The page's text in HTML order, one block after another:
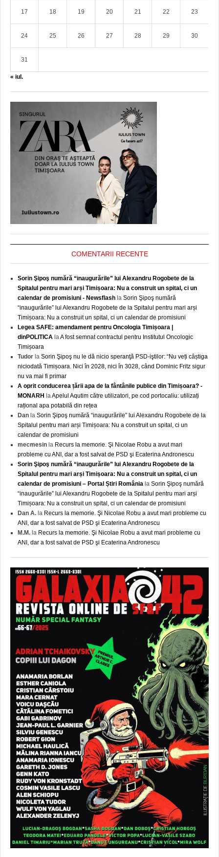
17 18 19 20 21 22 23
24 25 26 27 28 29 30
31
« iul.
COMENTARII RECENTE
Sorin Şipoş numără “inaugurările” lui Alexandru Rogobete de la
Spitalul pentru mari arși Timișoara: Nu a construit un spital, ci un
calendar de promisiuni - Newsflash la Sorin Şipoş numără
“inaugurările” lui Alexandru Rogobete de la Spitalul pentru mari arși
Timișoara: Nu a construit un spital, ci un calendar de promisiuni
Legea SAFE: amendament pentru Oncologia Timișoara |
dinPOLITICA la A fost semnat contractul pentru Institutul Oncologic
Timișoara
Tudor la Sorin Şipoş nu le dă nicio speranţă PSD-iştilor: “Nu veți câștiga
niciodată Timișoara. Nici în 2028, nici în 3028, când Dominic Fritz sigur
nu va mai fi primar
A oprit conducerea țării apa de la fântânile publice din Timișoara? -
MONARH la Apelul Aqutim către utilizatori, pe cod portocaliu: utilizați
rațional apa potabilă din rețea
Dan la Sorin Şipoş numără “inaugurările” lui Alexandru Rogobete de la
Spitalul pentru mari arși Timișoara: Nu a construit un spital, ci un
calendar de promisiuni
mecmesin la Recurs la memorie. Şi Nicolae Robu a avut mari
probleme cu ANI, dar a fost salvat de PSD şi Ecaterina Andronescu
Sorin Şipoş numără “inaugurările” lui Alexandru Rogobete de la
Spitalul pentru mari arși Timișoara: Nu a construit un spital, ci un
calendar de promisiuni – Portal Știri România la Sorin Şipoş numără
“inaugurările” lui Alexandru Rogobete de la Spitalul pentru mari arși
Timișoara: Nu a construit un spital, ci un calendar de promisiuni
Dan A. la Recurs la memorie. Şi Nicolae Robu a avut mari probleme cu
ANI, dar a fost salvat de PSD şi Ecaterina Andronescu
M.M. la Recurs la memorie. Şi Nicolae Robu a avut mari probleme cu
ANI, dar a fost salvat de PSD şi Ecaterina Andronescu